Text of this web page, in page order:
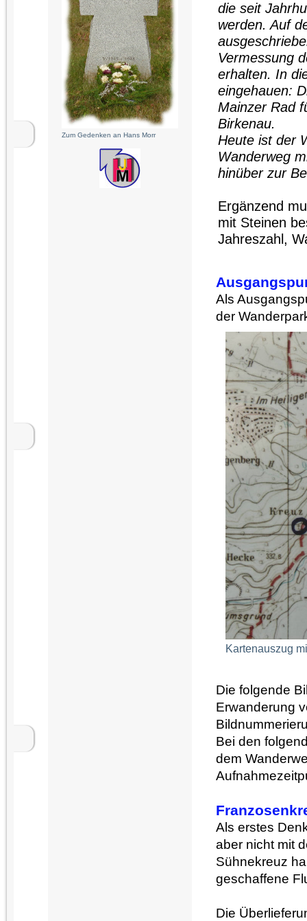
Zum Gedenken an Hans Morr
die seit
werden. Auf
Vermessung
erhalten. In
eingehauen:
Mainzer Rad
Birkenau.
Heute ist der
Wanderweg
hinüber zur
Ergänzend
mit Steinen
Jahreszahl,
Als
der
Kartenauszug
Die folgende
Erwanderung
Bei den
dem
Als erstes
aber nicht mit
Sühnekreuz
geschaffene
Die